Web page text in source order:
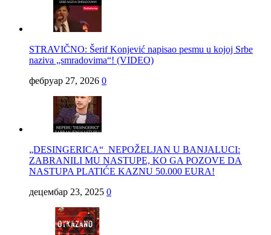
STRAVIČNO: Šerif Konjević napisao pesmu u kojoj Srbe
naziva „smradovima“! (VIDEO)
фебруар 27, 2026 0
„DESINGERICA“ NEPOŽELJAN U BANJALUCI:
ZABRANILI MU NASTUPE, KO GA POZOVE DA
NASTUPA PLATIĆE KAZNU 50.000 EURA!
децембар 23, 2025 0